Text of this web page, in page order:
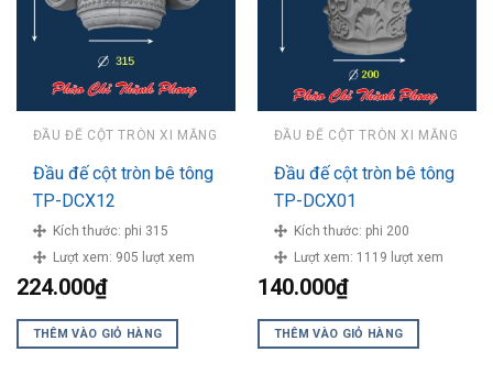
ĐẦU ĐẾ CỘT TRÒN XI MĂNG
Đầu đế cột tròn bê tông
TP-DCX12
Kích thước: phi 315
Lượt xem: 905 lượt xem
224.000₫
THÊM VÀO GIỎ HÀNG
ĐẦU ĐẾ CỘT TRÒN XI MĂNG
Đầu đế cột tròn bê tông
TP-DCX01
Kích thước: phi 200
Lượt xem: 1119 lượt xem
140.000₫
THÊM VÀO GIỎ HÀNG